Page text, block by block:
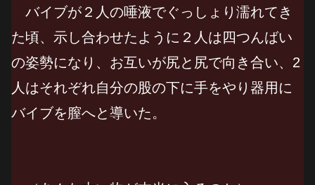
バイブが２人の唾液でぐっしょり濡れてき
た頃、示し合わせたように２人は四つんばい
の姿勢になり、お互いが尻と尻で向き合い、2
人はそれぞれ自分の股の下に手をやり器用に
バイブを膣へと導いた。